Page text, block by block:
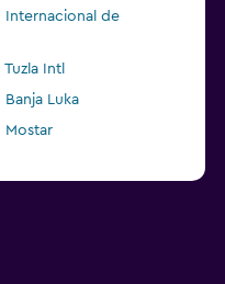
Internacional de
Intl
Luka
Mostar